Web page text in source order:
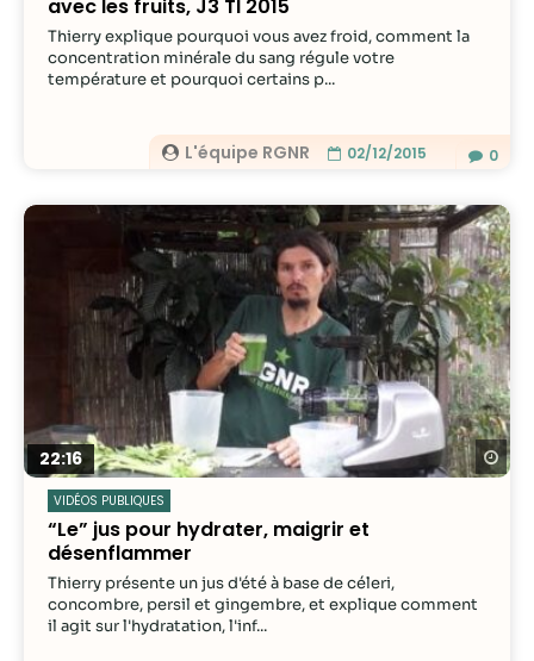
avec les fruits, J3 TI 2015
L'équipe RGNR 02/12/2015
Thierry explique pourquoi vous avez froid, comment la
concentration minérale du sang régule votre
température et pourquoi certains p...
0
22:16
VIDÉOS PUBLIQUES
“Le” jus pour hydrater, maigrir et
désenflammer
Thierry présente un jus d'été à base de céleri,
concombre, persil et gingembre, et explique comment
il agit sur l'hydratation, l'inf...